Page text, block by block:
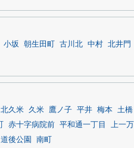
小坂 朝生田町 古川北 中村 北井門
北久米 久米 鷹ノ子 平井 梅本 土橋
赤十字病院前 平和通一丁目 上一万
道後公園 南町